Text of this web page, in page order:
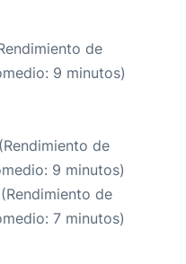
de
9 minutos)
de
9 minutos)
de
7 minutos)